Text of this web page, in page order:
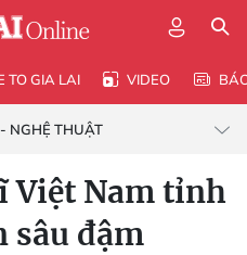
TO GIA LAI VIDEO
NGHỆ THUẬT
Việt Nam tỉnh
sâu đậm